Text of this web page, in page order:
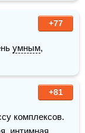
+77
умным,
+81
комплексов.
интимная